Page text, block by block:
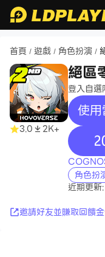
首頁 / 遊戲 / 角色扮演 /
3.0 2K+
絕區
登入自
使
角色扮
近期更
邀請好友並賺取回饋金